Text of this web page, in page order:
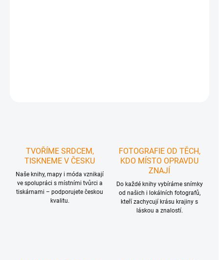
TVOŘÍME SRDCEM,
TISKNEME V ČESKU
Naše knihy, mapy i móda vznikají
ve spolupráci s místními tvůrci a
tiskárnami – podporujete českou
kvalitu.
FOTOGRAFIE OD TĚCH,
KDO MÍSTO OPRAVDU
ZNAJÍ
Do každé knihy vybíráme snímky
od našich i lokálních fotografů,
kteří zachycují krásu krajiny s
láskou a znalostí.